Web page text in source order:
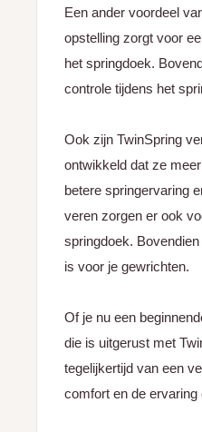
Een ander voordeel
opstelling zorgt voor
het springdoek.
controle tijdens het
Ook zijn TwinSpring
ontwikkeld dat ze
betere springervaring
veren zorgen er ook
springdoek.
is voor je gewrichten.
Of je nu een
die is uitgerust met
tegelijkertijd van een
comfort en de